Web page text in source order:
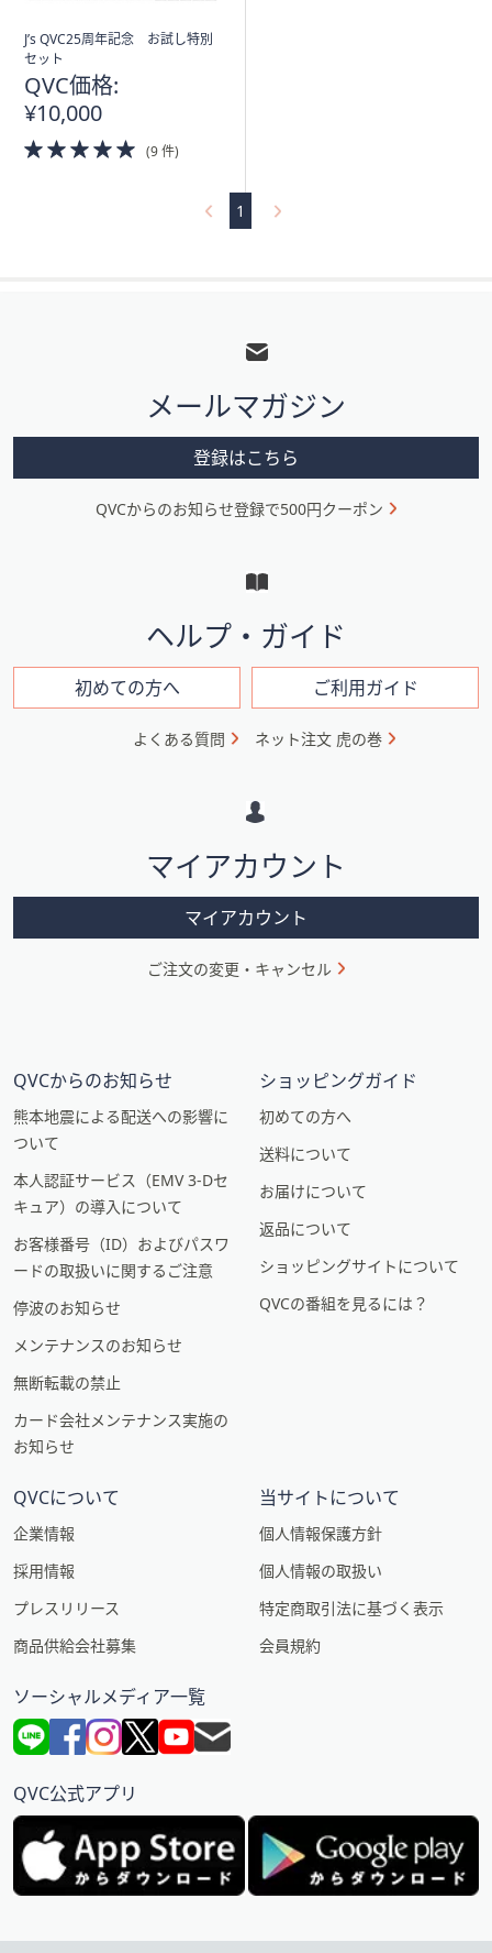
J’s QVC25周年記念 お試し特別
セット
QVC価格:
¥10,000
5.0
of
(9 件)
1
メ
ニ
ン
ン
メールマガジン
登録はこちら
QVCからのお知らせ登録で500円クーポン
ヘルプ・ガイド
初めての方へ ご利用ガイド
よくある質問 ネット注文 虎の巻
マイアカウント
マイアカウント
ご注文の変更・キャンセル
QVCからのお知らせ
熊本地震による配送への影響に
ついて
本人認証サービス（EMV 3-Dセ
キュア）の導入について
お客様番号（ID）およびパスワ
ードの取扱いに関するご注意
停波のお知らせ
メンテナンスのお知らせ
無断転載の禁止
カード会社メンテナンス実施の
お知らせ
ショッピングガイド
初めての方へ
送料について
お届けについて
返品について
ショッピングサイトについて
QVCの番組を見るには？
QVCについて
企業情報
採用情報
プレスリリース
商品供給会社募集
当サイトについて
個人情報保護方針
個人情報の取扱い
特定商取引法に基づく表示
会員規約
ソーシャルメディア一覧
QVC公式アプリ